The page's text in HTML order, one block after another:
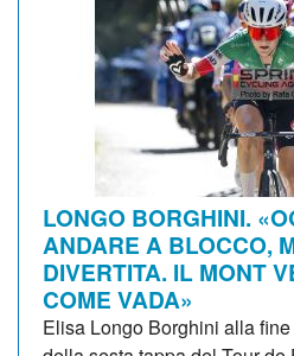
LONGO BORGHINI.
ANDARE A BLOCCO,
DIVERTITA. IL MONT
COME VADA»
Elisa Longo Borghini alla